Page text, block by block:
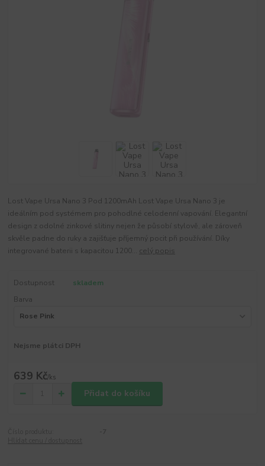
Lost Vape Ursa Nano 3 Pod 1200mAh Lost Vape Ursa Nano 3 je
ideálním pod systémem pro pohodlné celodenní vapování. Elegantní
design z odolné zinkové slitiny nejen že působí stylově, ale zároveň
skvěle padne do ruky a zajišťuje příjemný pocit při používání. Díky
integrované baterii s kapacitou 1200... celý popis
Dostupnost
skladem
Barva
Nejsme plátci DPH
639 Kč/ks
Přidat do košíku